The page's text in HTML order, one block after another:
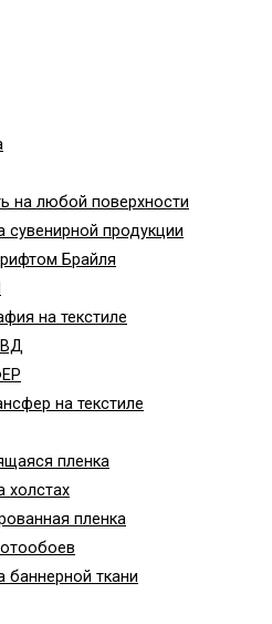
на любой поверхности
сувенирной продукции
Брайля
на текстиле
на текстиле
пленка
холстах
пленка
баннерной ткани